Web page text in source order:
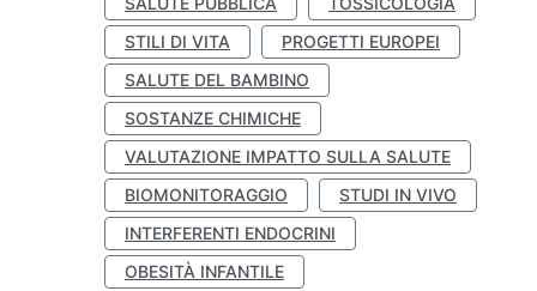
STILI DI VITA
PROGETTI EUROPEI
SALUTE DEL BAMBINO
SOSTANZE CHIMICHE
VALUTAZIONE IMPATTO SULLA SALUTE
BIOMONITORAGGIO
STUDI IN VIVO
INTERFERENTI ENDOCRINI
OBESITÀ INFANTILE